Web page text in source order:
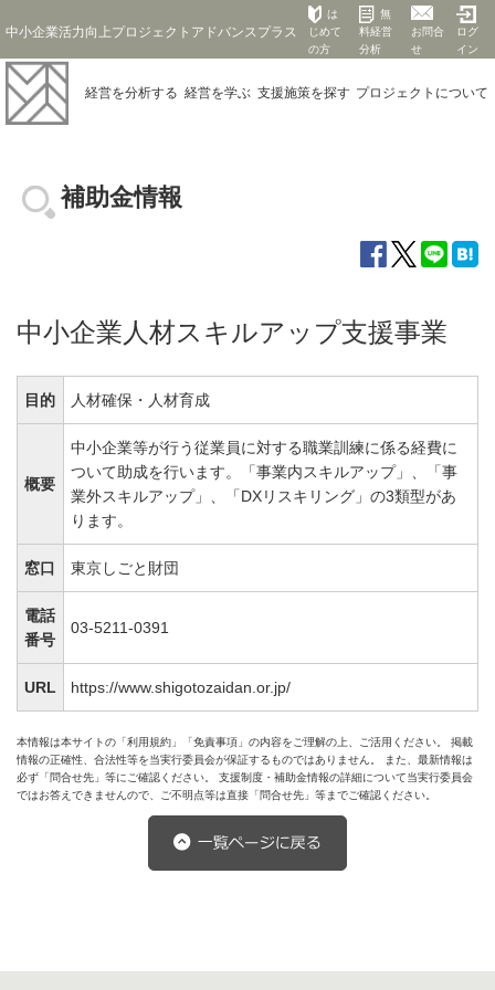
中小企業活力向上プロジェクトアドバンスプラス
は
じめて
の方
無
料経営
分析
お問合
せ
ログ
イン
経営を分析する 経営を学ぶ 支援施策を探す プロジェクト について
補助金情報
中小企業人材スキルアップ支援事業
目的 人材確保・人材育成
概要
中小企業等が行う従業員に対する職業訓練に係る経費に
ついて助成を行います。「事業内スキルアップ」、「事
業外スキルアップ」、「DXリスキリング」の3類型があ
ります。
窓口 東京しごと財団
電話
番号
03-5211-0391
URL https://www.shigotozaidan.or.jp/
本情報は本サイトの「利用規約」「免責事項」の内容をご理解の上、ご活用ください。 掲載
情報の正確性、合法性等を当実行委員会が保証するものではありません。 また、最新情報は
必ず「問合せ先」等にご確認ください。 支援制度・補助金情報の詳細について当実行委員会
ではお答えできませんので、ご不明点等は直接「問合せ先」等までご確認ください。